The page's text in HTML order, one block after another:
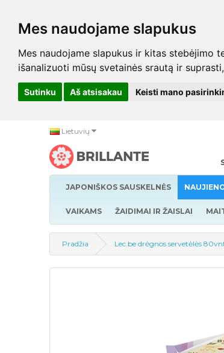
Mes naudojame slapukus
Mes naudojame slapukus ir kitas stebėjimo
išanalizuoti mūsų svetainės srautą ir
Sutinku Aš atsisakau Keisti mano
Lietuvių
JAPONIŠKOS SAUSKELNĖS
VAIKAMS ŽAIDIMAI IR ŽAISLAI
Pradžia Lec.be drėgnos servetėlės